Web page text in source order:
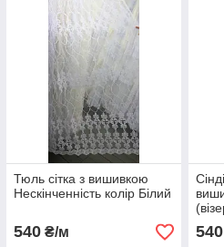
Тюль сітка з вишивкою
Нескінченність колір Білий
540₴/м 540